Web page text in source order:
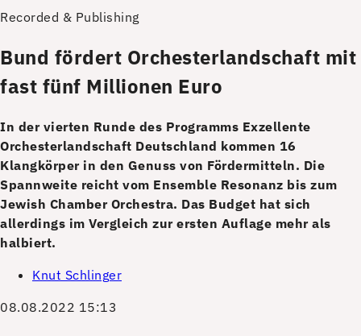
Recorded & Publishing
Bund fördert Orchesterlandschaft mit
fast fünf Millionen Euro
In der vierten Runde des Programms Exzellente
Orchesterlandschaft Deutschland kommen 16
Klangkörper in den Genuss von Fördermitteln. Die
Spannweite reicht vom Ensemble Resonanz bis zum
Jewish Chamber Orchestra. Das Budget hat sich
allerdings im Vergleich zur ersten Auflage mehr als
halbiert.
Knut Schlinger
08.08.2022 15:13